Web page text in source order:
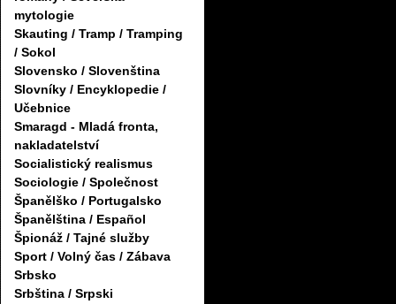
mytologie
Skauting / Tramp / Tramping
/ Sokol
Slovensko / Slovenština
Slovníky / Encyklopedie /
Učebnice
Smaragd - Mladá fronta,
nakladatelství
Socialistický realismus
Sociologie / Společnost
Španělško / Portugalsko
Španělština / Español
Špionáž / Tajné služby
Sport / Volný čas / Zábava
Srbsko
Srbština / Srpski